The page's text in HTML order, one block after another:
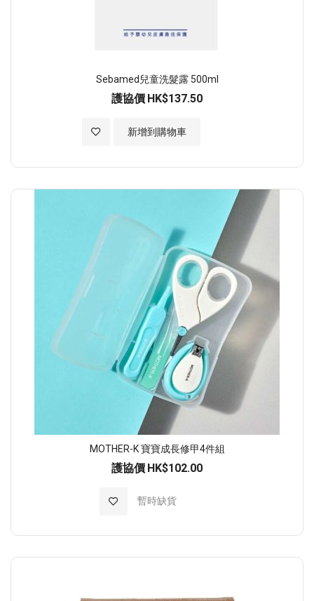
Sebamed兒童洗髮露 500ml
護協價 HK$137.50
新增到購物車
加入至願望清單
MOTHER-K 寶寶成長修甲4件組
護協價 HK$102.00
暫時缺貨
加入至願望清單